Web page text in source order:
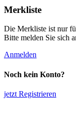
Merkliste
Die Merkliste ist nur
Bitte melden Sie sich
Anmelden
Noch kein Konto?
jetzt Registrieren